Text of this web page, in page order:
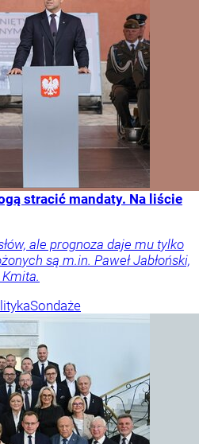
stracić mandaty. Na liście
ale prognoza daje mu tylko
są m.in. Paweł Jabłoński,
Sondaże